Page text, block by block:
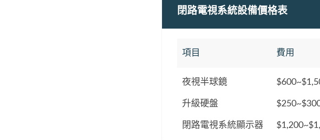
閉路電視系統設備價格表
項目 費用
夜視半球鏡
升級硬盤
閉路電視系統顯示器